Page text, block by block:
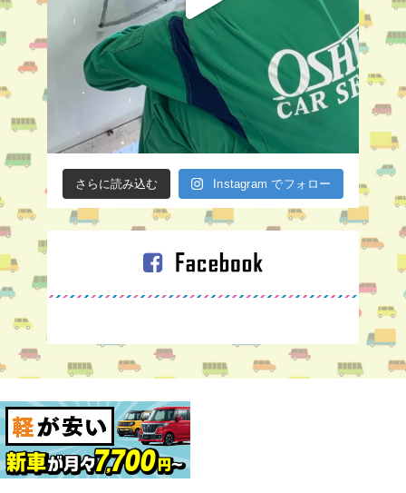
さらに読み込む Instagram でフォロー